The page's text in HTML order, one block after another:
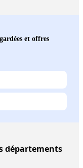
et offres
départements